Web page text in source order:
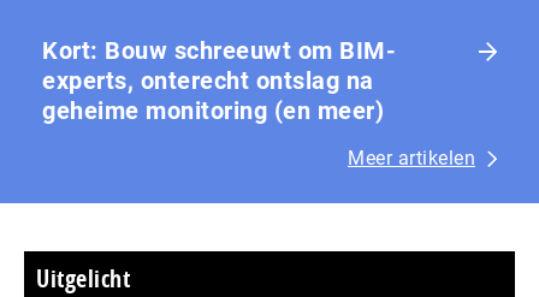
Kort: Bouw schreeuwt om BIM-
experts, onterecht ontslag na
geheime monitoring (en meer)
Meer artikelen
Uitgelicht